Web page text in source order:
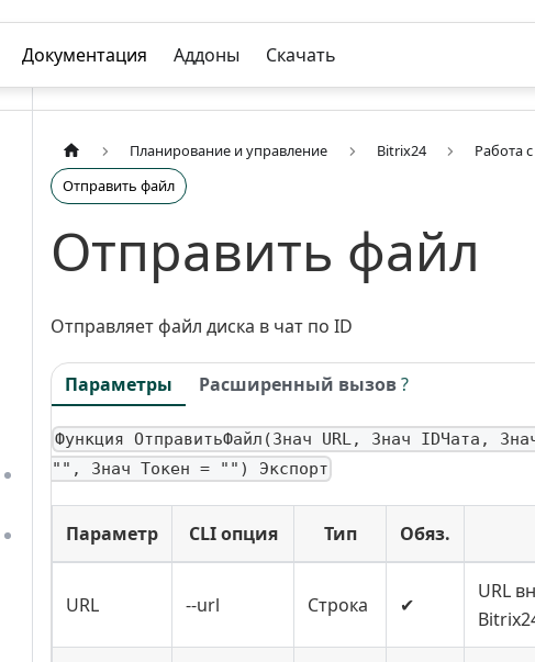
Документация Аддоны Скачать
Планирование и управление Bitrix24
Работа
Отправить файл
Отправить файл
Отправляет файл диска в чат по ID
Параметры Расширенный вызов?
Функция ОтправитьФайл(Знач URL, Знач IDЧата,
"", Знач Токен = "") Экспорт
Параметр CLI опция Тип Обяз.
URL --url Строка ✔
URL